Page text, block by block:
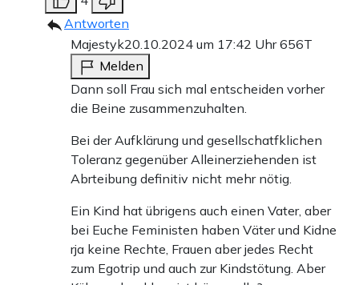
Antworten
Majestyk20.10.2024 um 17:42 Uhr656T
Melden
Dann soll Frau sich mal entscheiden vorher
die Beine zusammenzuhalten.
Bei der Aufklärung und gesellschatfklichen
Toleranz gegenüber Alleinerziehenden ist
Abrteibung definitiv nicht mehr nötig.
Ein Kind hat übrigens auch einen Vater, aber
bei Euche Feministen haben Väter und Kidne
rja keine Rechte, Frauen aber jedes Recht
zum Egotrip und auch zur Kindstötung. Aber